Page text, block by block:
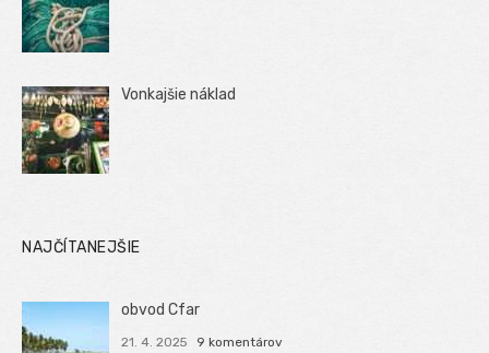
Vonkajšie náklad
NAJČÍTANEJŠIE
obvod Cfar
21. 4. 2025 9 komentárov